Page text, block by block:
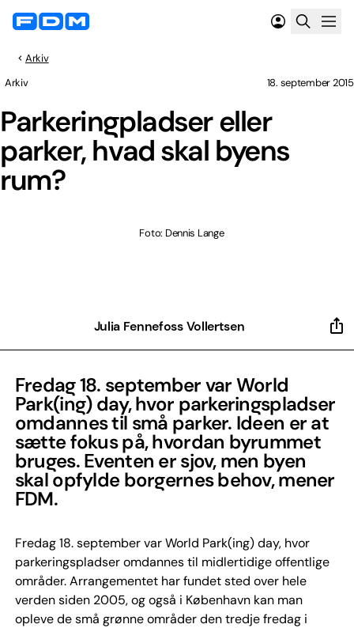
Arkiv
Parkeringpladser eller
parker, hvad skal byens
rum?
Arkiv 18. september 2015
Foto: Dennis Lange
Julia Fennefoss Vollertsen
Fredag 18. september var World
Park(ing) day, hvor parkeringspladser
omdannes til små parker. Ideen er at
sætte fokus på, hvordan byrummet
bruges. Eventen er sjov, men byen
skal opfylde borgernes behov, mener
FDM.
Fredag 18. september var World Park(ing) day, hvor
parkeringspladser omdannes til midlertidige offentlige
områder. Arrangementet har fundet sted over hele
verden siden 2005, og også i København kan man
opleve de små grønne områder den tredje fredag i